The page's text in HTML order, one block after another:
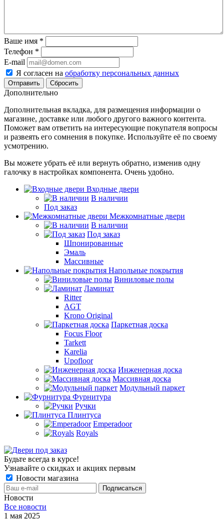
Ваше имя *
Телефон *
E-mail
Я согласен на обработку персональных данных
Сбросить
Дополнительно
Дополнительная вкладка, для размещения информации о
магазине, доставке или любого другого важного контента.
Поможет вам ответить на интересующие покупателя вопросы
и развеять его сомнения в покупке. Используйте её по своему
усмотрению.
Вы можете убрать её или вернуть обратно, изменив одну
галочку в настройках компонента. Очень удобно.
Входные двери
В наличии
Под заказ
Межкомнатные двери
В наличии
Под заказ
Шпонированные
Эмаль
Массивные
Напольные покрытия
Виниловые полы
Ламинат
Ritter
AGT
Krono Original
Паркетная доска
Focus Floor
Tarkett
Karelia
Upofloor
Инженерная доска
Массивная доска
Модульный паркет
Фурнитура
Ручки
Плинтуса
Emperadoor
Royals
Будьте всегда в курсе!
Узнавайте о скидках и акциях первым
Новости магазина
Новости
Все новости
1 мая 2025